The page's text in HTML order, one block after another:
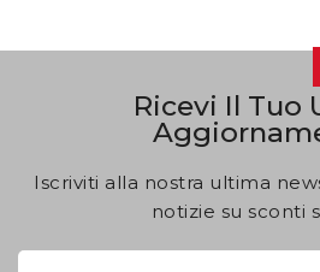
Ricevi Il Tuo
Iscriviti alla nostra ultima
notizie su sconti